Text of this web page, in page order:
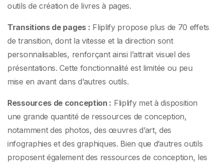
outils de création de livres à pages.
Transitions de pages : Fliplify propose plus de 70 effets
de transition, dont la vitesse et la direction sont
personnalisables, renforçant ainsi l’attrait visuel des
présentations. Cette fonctionnalité est limitée ou peu
mise en avant dans d’autres outils.
Ressources de conception : Fliplify met à disposition
une grande quantité de ressources de conception,
notamment des photos, des œuvres d’art, des
infographies et des graphiques. Bien que d’autres outils
proposent également des ressources de conception, les